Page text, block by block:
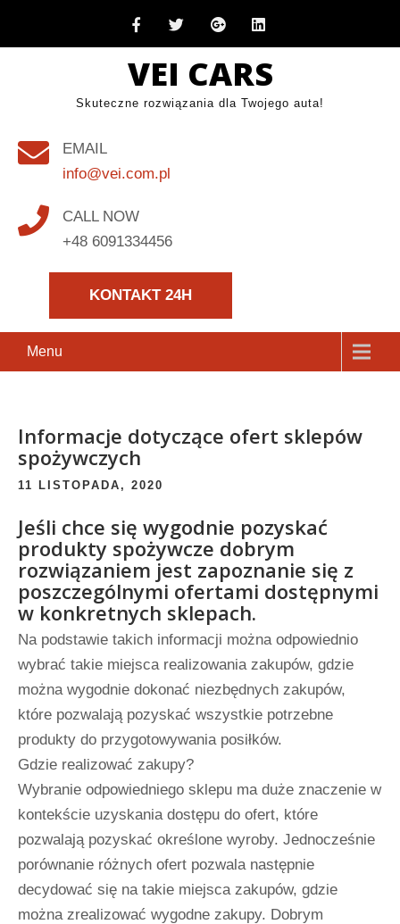
VEI CARS
Skuteczne rozwiązania dla Twojego auta!
EMAIL
info@vei.com.pl
CALL NOW
+48 6091334456
KONTAKT 24H
Menu
Informacje dotyczące ofert sklepów
spożywczych
11 LISTOPADA, 2020
Jeśli chce się wygodnie pozyskać
produkty spożywcze dobrym
rozwiązaniem jest zapoznanie się z
poszczególnymi ofertami dostępnymi
w konkretnych sklepach.
Na podstawie takich informacji można odpowiednio
wybrać takie miejsca realizowania zakupów, gdzie
można wygodnie dokonać niezbędnych zakupów,
które pozwalają pozyskać wszystkie potrzebne
produkty do przygotowywania posiłków.
Gdzie realizować zakupy?
Wybranie odpowiedniego sklepu ma duże znaczenie w
kontekście uzyskania dostępu do ofert, które
pozwalają pozyskać określone wyroby. Jednocześnie
porównanie różnych ofert pozwala następnie
decydować się na takie miejsca zakupów, gdzie
można zrealizować wygodne zakupy. Dobrym